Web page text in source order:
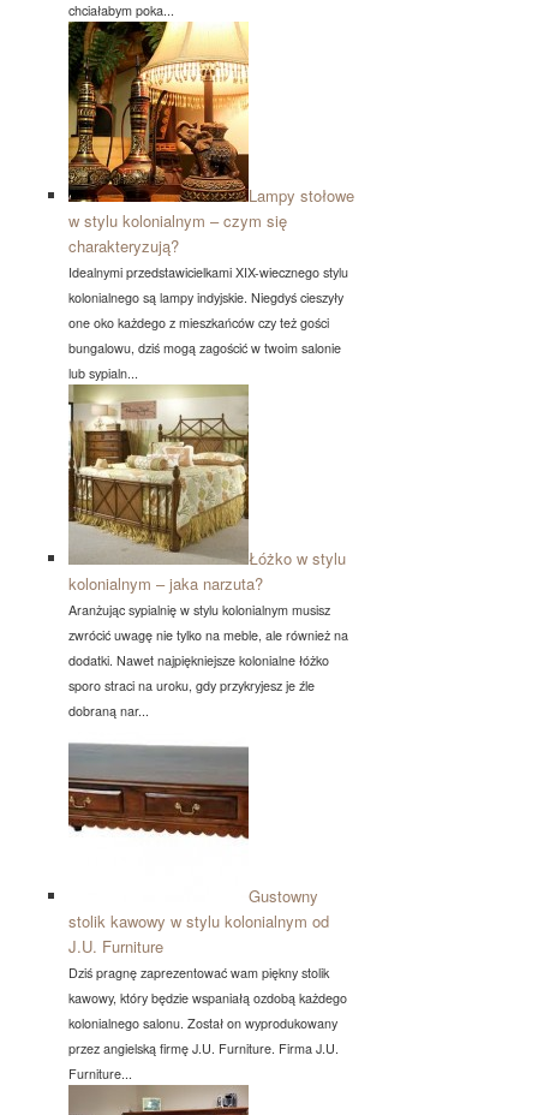
chciałabym poka...
Lampy stołowe
w stylu kolonialnym – czym się
charakteryzują?
Idealnymi przedstawicielkami XIX-wiecznego stylu
kolonialnego są lampy indyjskie. Niegdyś cieszyły
one oko każdego z mieszkańców czy też gości
bungalowu, dziś mogą zagościć w twoim salonie
lub sypialn...
Łóżko w stylu
kolonialnym – jaka narzuta?
Aranżując sypialnię w stylu kolonialnym musisz
zwrócić uwagę nie tylko na meble, ale również na
dodatki. Nawet najpiękniejsze kolonialne łóżko
sporo straci na uroku, gdy przykryjesz je źle
dobraną nar...
Gustowny
stolik kawowy w stylu kolonialnym od
J.U. Furniture
Dziś pragnę zaprezentować wam piękny stolik
kawowy, który będzie wspaniałą ozdobą każdego
kolonialnego salonu. Został on wyprodukowany
przez angielską firmę J.U. Furniture. Firma J.U.
Furniture...